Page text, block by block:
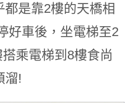
是靠2樓的天橋相
好車後，坐電梯至2
乘電梯到8樓食尚
溜!